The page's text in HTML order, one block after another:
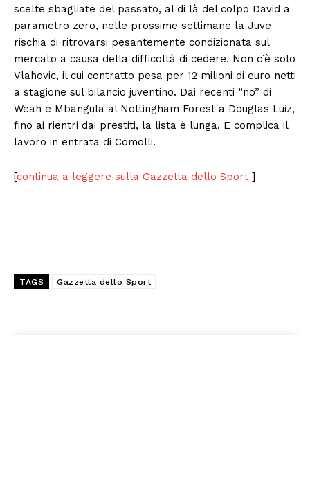
scelte sbagliate del passato, al di là del colpo David a
parametro zero, nelle prossime settimane la Juve
rischia di ritrovarsi pesantemente condizionata sul
mercato a causa della difficoltà di cedere. Non c’è solo
Vlahovic, il cui contratto pesa per 12 milioni di euro netti
a stagione sul bilancio juventino. Dai recenti “no” di
Weah e Mbangula al Nottingham Forest a Douglas Luiz,
fino ai rientri dai prestiti, la lista è lunga. E complica il
lavoro in entrata di Comolli.
[continua a leggere sulla Gazzetta dello Sport ]
TAGS Gazzetta dello Sport